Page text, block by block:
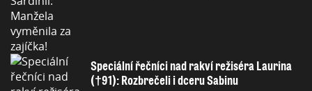
Speciální řečníci nad rakví režiséra Laurina
(†91): Rozbrečeli i dceru Sabinu